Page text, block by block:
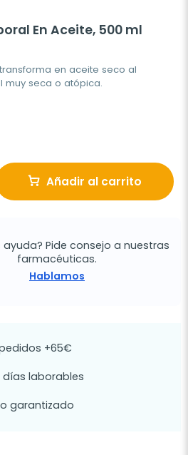
En Aceite, 500 ml
en aceite seco al
muy seca o atópica.
Añadir al carrito
ayuda? Pide consejo a nuestras
farmacéuticas.
Hablamos
+65€
días laborables
garantizado